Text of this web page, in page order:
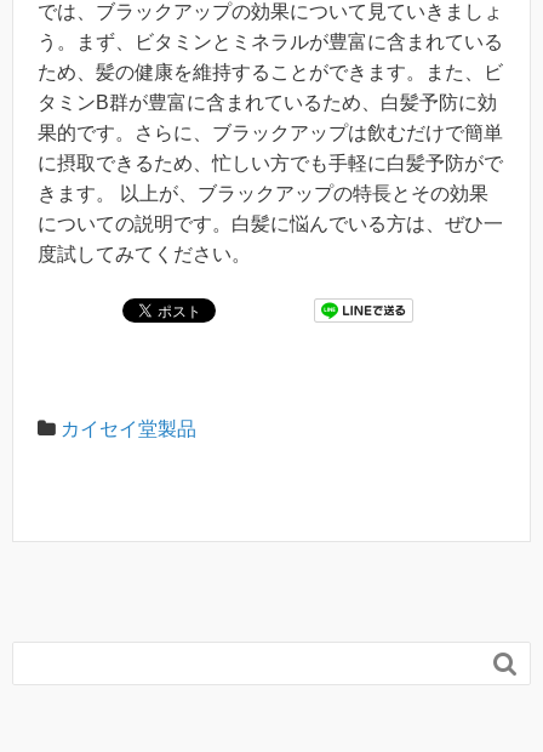
では、ブラックアップの効果について見ていきましょ
う。まず、ビタミンとミネラルが豊富に含まれている
ため、髪の健康を維持することができます。また、ビ
タミンB群が豊富に含まれているため、白髪予防に効
果的です。さらに、ブラックアップは飲むだけで簡単
に摂取できるため、忙しい方でも手軽に白髪予防がで
きます。 以上が、ブラックアップの特長とその効果
についての説明です。白髪に悩んでいる方は、ぜひ一
度試してみてください。
カイセイ堂製品
